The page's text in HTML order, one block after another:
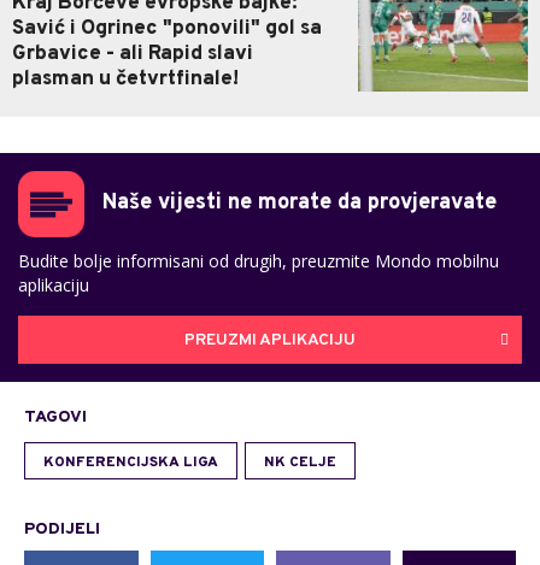
Savić i Ogrinec "ponovili" gol sa
Grbavice - ali Rapid slavi
plasman u četvrtfinale!
Naše vijesti ne morate da provjeravate
Budite bolje informisani od drugih, preuzmite Mondo mobilnu
aplikaciju
PREUZMI APLIKACIJU
TAGOVI
KONFERENCIJSKA LIGA NK CELJE
PODIJELI